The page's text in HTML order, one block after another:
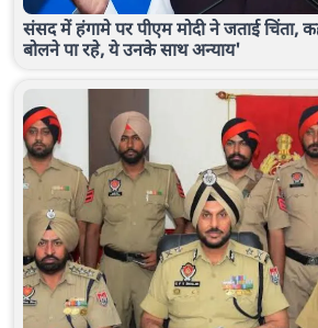
संसद में हंगामे पर पीएम मोदी ने जताई चिंता,
बोलने पा रहे, ये उनके साथ अन्याय'